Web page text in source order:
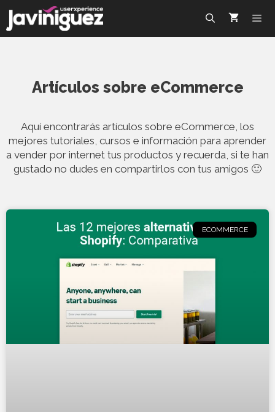
Artículos sobre eCommerce
Aquí encontrarás artículos sobre eCommerce, los
mejores tutoriales, cursos e información para aprender
a vender por internet tus productos y recuerda, si te han
gustado no dudes en compartirlos con tus amigos 🙂
ECOMMERCE